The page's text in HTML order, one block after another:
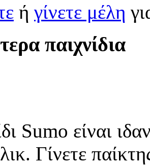
ή γίνετε μέλη
παιχνίδια
Sumo είναι
Γίνετε